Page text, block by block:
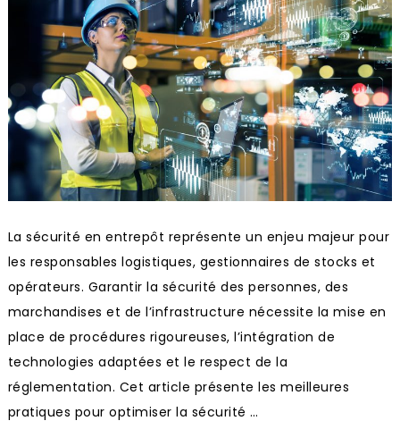
La sécurité en entrepôt représente un enjeu majeur pour
les responsables logistiques, gestionnaires de stocks et
opérateurs. Garantir la sécurité des personnes, des
marchandises et de l’infrastructure nécessite la mise en
place de procédures rigoureuses, l’intégration de
technologies adaptées et le respect de la
réglementation. Cet article présente les meilleures
pratiques pour optimiser la sécurité …